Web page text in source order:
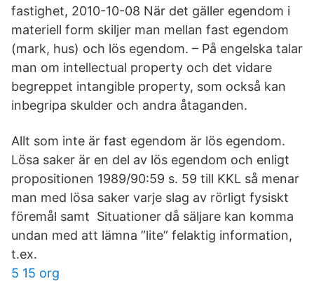
fastighet, 2010-10-08 När det gäller egendom i
materiell form skiljer man mellan fast egendom
(mark, hus) och lös egendom. – På engelska talar
man om intellectual property och det vidare
begreppet intangible property, som också kan
inbegripa skulder och andra åtaganden.
Allt som inte är fast egendom är lös egendom.
Lösa saker är en del av lös egendom och enligt
propositionen 1989/90:59 s. 59 till KKL så menar
man med lösa saker varje slag av rörligt fysiskt
föremål samt Situationer då säljare kan komma
undan med att lämna ”lite” felaktig information,
t.ex.
5 15 org